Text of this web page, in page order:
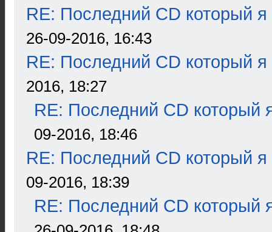
RE: Последний CD который я
26-09-2016, 16:43
RE: Последний CD который я
2016, 18:27
RE: Последний CD который
09-2016, 18:46
RE: Последний CD который я
09-2016, 18:39
RE: Последний CD который